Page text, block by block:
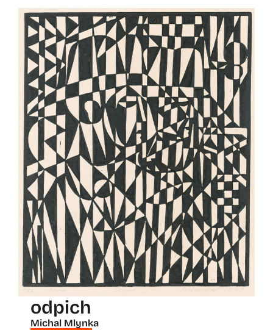
odpich
Michal Mlynka